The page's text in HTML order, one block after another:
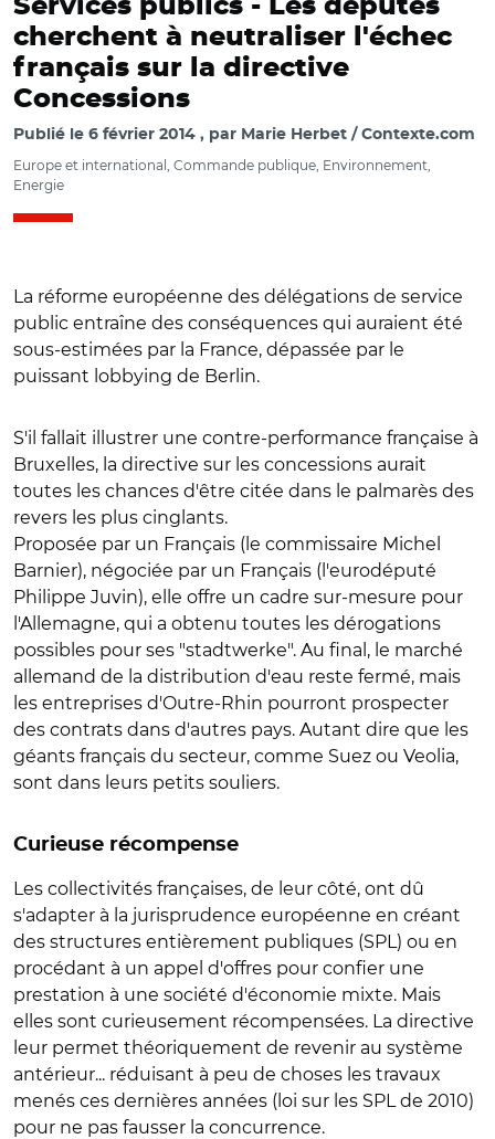
Services publics - Les députés
cherchent à neutraliser l'échec
français sur la directive
Concessions
Publié le 6 février 2014 par Marie Herbet / Contexte.com
Europe et international, Commande publique, Environnement,
Energie
La réforme européenne des délégations de service
public entraîne des conséquences qui auraient été
sous-estimées par la France, dépassée par le
puissant lobbying de Berlin.
S'il fallait illustrer une contre-performance française à
Bruxelles, la directive sur les concessions aurait
toutes les chances d'être citée dans le palmarès des
revers les plus cinglants.
Proposée par un Français (le commissaire Michel
Barnier), négociée par un Français (l'eurodéputé
Philippe Juvin), elle offre un cadre sur-mesure pour
l'Allemagne, qui a obtenu toutes les dérogations
possibles pour ses "stadtwerke". Au final, le marché
allemand de la distribution d'eau reste fermé, mais
les entreprises d'Outre-Rhin pourront prospecter
des contrats dans d'autres pays. Autant dire que les
géants français du secteur, comme Suez ou Veolia,
sont dans leurs petits souliers.
Curieuse récompense
Les collectivités françaises, de leur côté, ont dû
s'adapter à la jurisprudence européenne en créant
des structures entièrement publiques (SPL) ou en
procédant à un appel d'offres pour confier une
prestation à une société d'économie mixte. Mais
elles sont curieusement récompensées. La directive
leur permet théoriquement de revenir au système
antérieur... réduisant à peu de choses les travaux
menés ces dernières années (loi sur les SPL de 2010)
pour ne pas fausser la concurrence.